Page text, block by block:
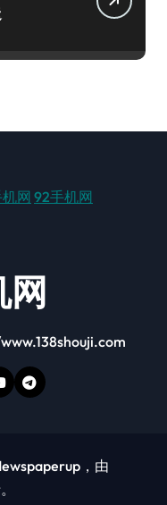
网 92手机网
网
，由
。